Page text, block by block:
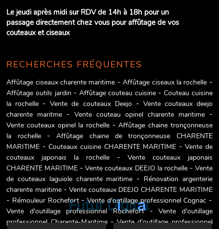
Le jeudi après midi sur RDV de 14h à 18h pour un
passage directement chez vous pour affûtage de vos
couteaux et ciseaux
RECHERCHES FRÉQUENTES
Affûtage ciseaux charente maritime
Affûtage ciseaux la rochelle
Affûtage outils jardin
Affûtage couteau cuisine
Couteau cuisine
la rochelle
Vente de couteaux Deejo
Vente couteaux deejo
charente maritme
Vente couteau opinel charente maritime
Vente couteaux opinel la rochelle
Affûtage chaine tronçonneuse
la rochelle
Affûtage chaine de tronçonneuse CHARENTE
MARITIME
Couteaux cuisine CHARENTE MARITIME
Vente de
couteaux japonais la rochelle
Vente couteaux japonais
CHARENTE MARITIME
Vente couteaux DEEJO la rochelle
Vente
de couteaux laguiole charente maritime
Rénovation argenterie
charente maritime
Vente couteaux DEEJO CHARENTE MARITIME
Rémouleur Rochefort
Vente d'outillage professionnel Cognac
Vente d'outillage professionnel Rochefort
Vente d'outillage
professionnel Charente-Maritime
Vente d'outillage professionnel